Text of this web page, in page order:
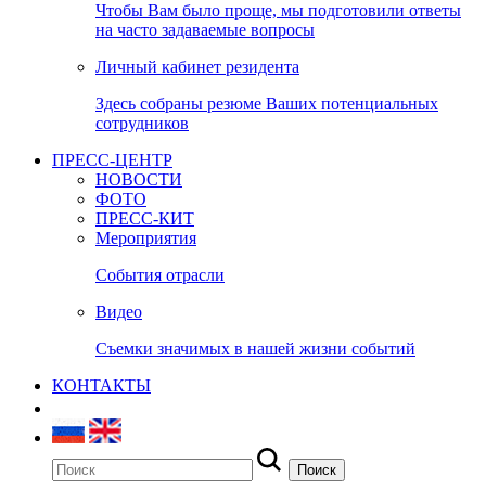
Чтобы Вам было проще, мы подготовили ответы
на часто задаваемые вопросы
Личный кабинет резидента
Здесь собраны резюме Ваших потенциальных
сотрудников
ПРЕСС-ЦЕНТР
НОВОСТИ
ФОТО
ПРЕСС-КИТ
Мероприятия
События отрасли
Видео
Съемки значимых в нашей жизни событий
КОНТАКТЫ